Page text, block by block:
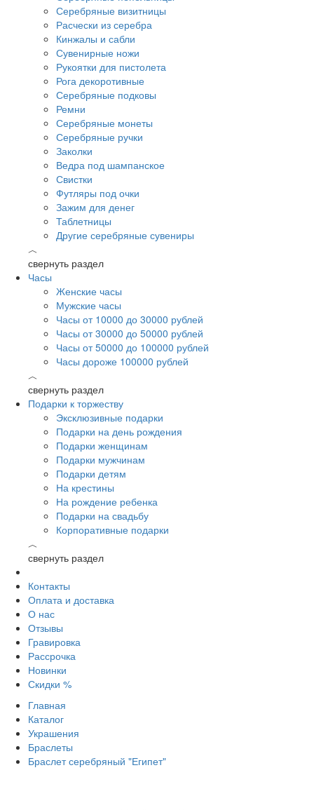
Серебряные визитницы
Расчески из серебра
Кинжалы и сабли
Сувенирные ножи
Рукоятки для пистолета
Рога декоротивные
Серебряные подковы
Ремни
Серебряные монеты
Серебряные ручки
Заколки
Ведра под шампанское
Свистки
Футляры под очки
Зажим для денег
Таблетницы
Другие серебряные сувениры
︿
свернуть раздел
Часы
Женские часы
Мужские часы
Часы от 10000 до 30000 рублей
Часы от 30000 до 50000 рублей
Часы от 50000 до 100000 рублей
Часы дороже 100000 рублей
︿
свернуть раздел
Подарки к торжеству
Эксклюзивные подарки
Подарки на день рождения
Подарки женщинам
Подарки мужчинам
Подарки детям
На крестины
На рождение ребенка
Подарки на свадьбу
Корпоративные подарки
︿
свернуть раздел
Контакты
Оплата и доставка
О нас
Отзывы
Гравировка
Рассрочка
Новинки
Скидки %
Главная
Каталог
Украшения
Браслеты
Браслет серебряный "Египет"